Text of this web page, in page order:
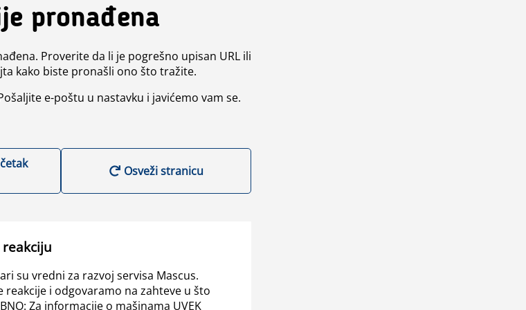
pronađena
Proverite da li je pogrešno upisan URL ili
kako biste pronašli ono što tražite.
e-poštu u nastavku i javićemo vam se.
Osveži stranicu
su vredni za razvoj servisa Mascus.
reakcije i odgovaramo na zahteve u što
Za informacije o mašinama UVEK